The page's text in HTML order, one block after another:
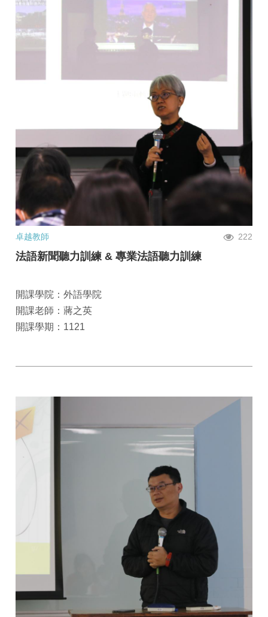
卓越教師 222
法語新聞聽力訓練 & 專業法語聽力訓練
開課學院：外語學院
開課老師：蔣之英
開課學期：1121